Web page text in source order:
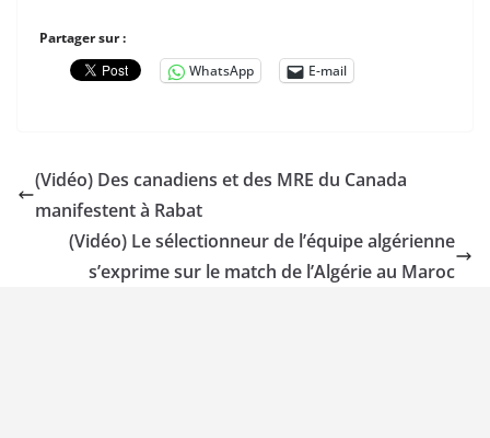
Partager sur :
WhatsApp
E-mail
(Vidéo) Des canadiens et des MRE du Canada
manifestent à Rabat
(Vidéo) Le sélectionneur de l’équipe algérienne
s’exprime sur le match de l’Algérie au Maroc